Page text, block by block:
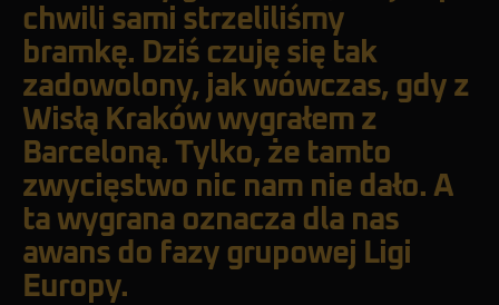
chwili sami strzeliliśmy
bramkę. Dziś czuję się tak
zadowolony, jak wówczas, gdy z
Wisłą Kraków wygrałem z
Barceloną. Tylko, że tamto
zwycięstwo nic nam nie dało. A
ta wygrana oznacza dla nas
awans do fazy grupowej Ligi
Europy.